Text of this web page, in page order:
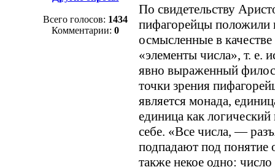
Всего голосов: 1434
Комментарии: 0
По свидетельству
пифагорейцы положили
осмысленные в
«элементы числа», т. е.
явно выраженный
точки зрения
является монада,
единица как
себе. «Все числа, —
подпадают под понятие
также некое одно: